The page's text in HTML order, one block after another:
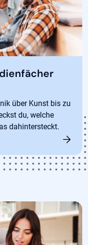
über Kunst bis zu
du, welche
dahintersteckt.